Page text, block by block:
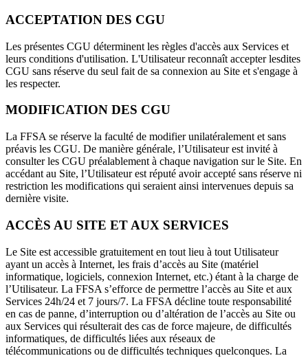
ACCEPTATION DES CGU
Les présentes CGU déterminent les règles d'accès aux Services et
leurs conditions d'utilisation. L'Utilisateur reconnaît accepter lesdites
CGU sans réserve du seul fait de sa connexion au Site et s'engage à
les respecter.
MODIFICATION DES CGU
La FFSA se réserve la faculté de modifier unilatéralement et sans
préavis les CGU. De manière générale, l’Utilisateur est invité à
consulter les CGU préalablement à chaque navigation sur le Site. En
accédant au Site, l’Utilisateur est réputé avoir accepté sans réserve ni
restriction les modifications qui seraient ainsi intervenues depuis sa
dernière visite.
ACCÈS AU SITE ET AUX SERVICES
Le Site est accessible gratuitement en tout lieu à tout Utilisateur
ayant un accès à Internet, les frais d’accès au Site (matériel
informatique, logiciels, connexion Internet, etc.) étant à la charge de
l’Utilisateur. La FFSA s’efforce de permettre l’accès au Site et aux
Services 24h/24 et 7 jours/7. La FFSA décline toute responsabilité
en cas de panne, d’interruption ou d’altération de l’accès au Site ou
aux Services qui résulterait des cas de force majeure, de difficultés
informatiques, de difficultés liées aux réseaux de
télécommunications ou de difficultés techniques quelconques. La